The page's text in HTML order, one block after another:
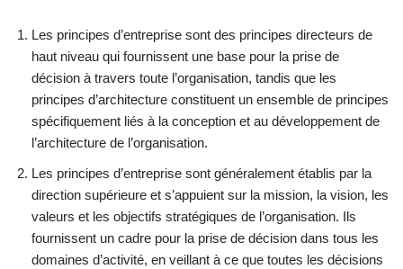
Les principes d’entreprise sont des principes directeurs de
haut niveau qui fournissent une base pour la prise de
décision à travers toute l’organisation, tandis que les
principes d’architecture constituent un ensemble de principes
spécifiquement liés à la conception et au développement de
l’architecture de l’organisation.
Les principes d’entreprise sont généralement établis par la
direction supérieure et s’appuient sur la mission, la vision, les
valeurs et les objectifs stratégiques de l’organisation. Ils
fournissent un cadre pour la prise de décision dans tous les
domaines d’activité, en veillant à ce que toutes les décisions